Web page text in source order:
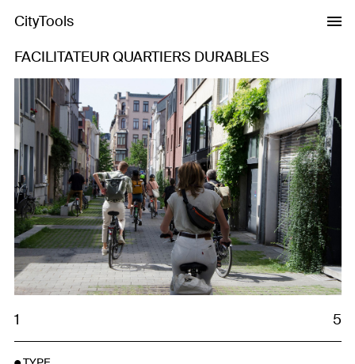
CityTools
FACILITATEUR QUARTIERS DURABLES
Previous Next
1 5